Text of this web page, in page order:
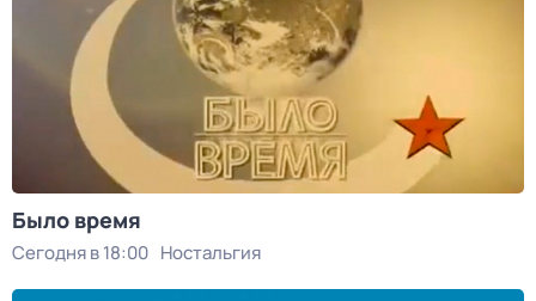
Было время
Сегодня в 18:00 Ностальгия